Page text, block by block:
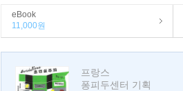
eBook
11,000원
프랑스
퐁피두센터 기획